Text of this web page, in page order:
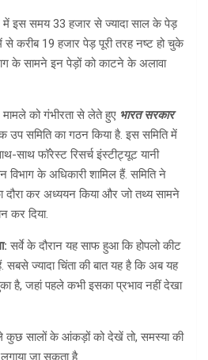
में इस समय 33 हजार से ज्यादा साल के पेड़
से करीब 19 हजार पेड़ पूरी तरह नष्ट हो चुके
के सामने इन पेड़ों को काटने के अलावा
को गंभीरता से लेते हुए भारत सरकार
उप समिति का गठन किया है. इस समिति में
साथ फॉरेस्ट रिसर्च इंस्टीट्यूट यानी
के अधिकारी शामिल हैं. समिति ने
दौरा कर अध्ययन किया और जो तथ्य सामने
कर दिया.
सर्वे के दौरान यह साफ हुआ कि होपलो कीट
ज्यादा चिंता की बात यह है कि अब यह
है, जहां पहले कभी इसका प्रभाव नहीं देखा
कुछ सालों के आंकड़ों को देखें तो, समस्या की
जा सकता है.